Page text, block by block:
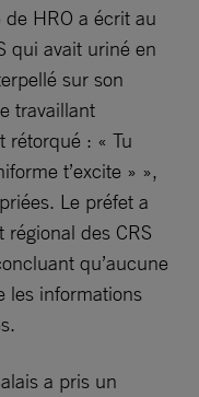
de HRO a écrit au
qui avait uriné en
sur son
travaillant
rétorqué : « Tu
t’excite » »,
Le préfet a
des CRS
qu’aucune
les informations
a pris un